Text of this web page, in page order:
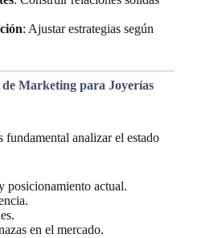
: Ajustar estrategias según
Marketing para Joyerías
fundamental analizar el estado
posicionamiento actual.
en el mercado.